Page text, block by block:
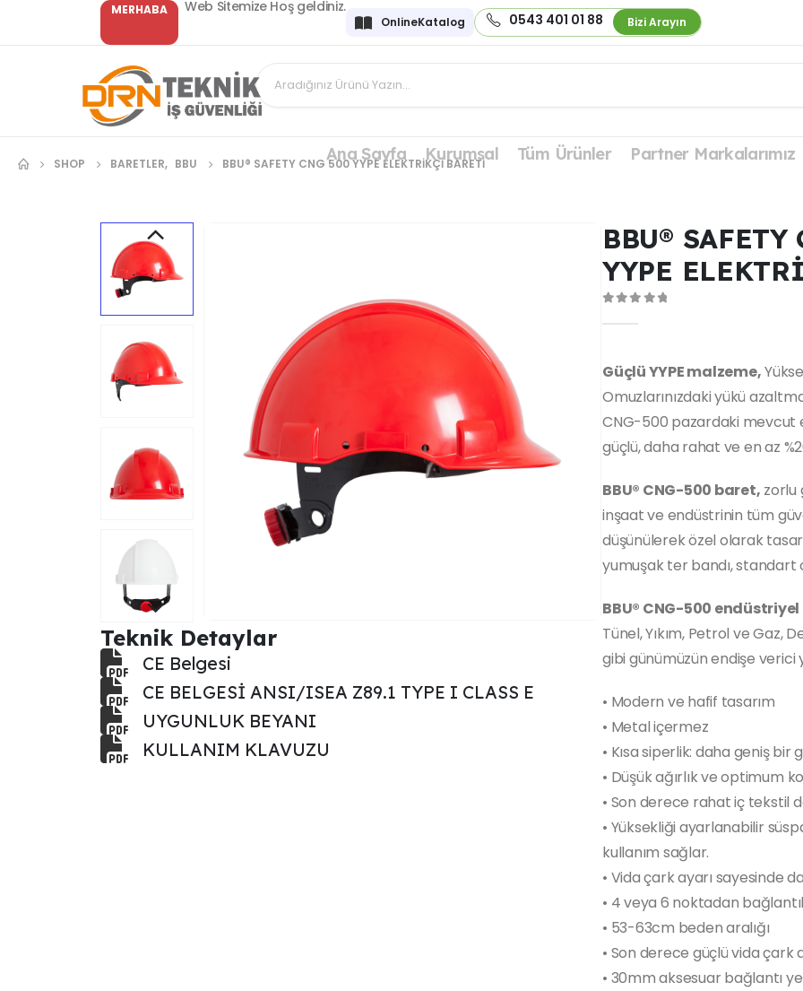
MERHABA Web Sitemize Hoş geldiniz.
OnlineKatalog 0543 401 01 88 Bizi Arayın
Ana Sayfa Kurumsal Tüm Ürünler Partner Markalarımız
SHOP BARETLER, BBU BBU® SAFETY CNG 500 YYPE ELEKTRİKÇİ BARETİ
Teknik Detaylar
CE Belgesi
CE BELGESİ ANSI/ISEA Z89.1 TYPE I CLASS E
UYGUNLUK BEYANI
KULLANIM KLAVUZU
BBU® SAFETY
YYPE
Güçlü YYPE malzeme,
Omuzlarınızdaki yükü
CNG-500 pazardaki mevcut
güçlü, daha rahat ve en az
BBU® CNG-500 baret, zorlu
inşaat ve endüstrinin tüm
düşünülerek özel olarak
yumuşak ter bandı, standart
BBU® CNG-500
Tünel, Yıkım, Petrol ve Gaz,
gibi günümüzün endişe verici
• Modern ve hafif tasarım
• Metal içermez
• Kısa siperlik: daha geniş bir
• Düşük ağırlık ve optimum
• Son derece rahat iç tekstil
• Yüksekliği ayarlanabilir
kullanım sağlar.
• Vida çark ayarı sayesinde
• 4 veya 6 noktadan
• 53-63cm beden aralığı
• Son derece güçlü vida çark
• 30mm aksesuar bağlantı